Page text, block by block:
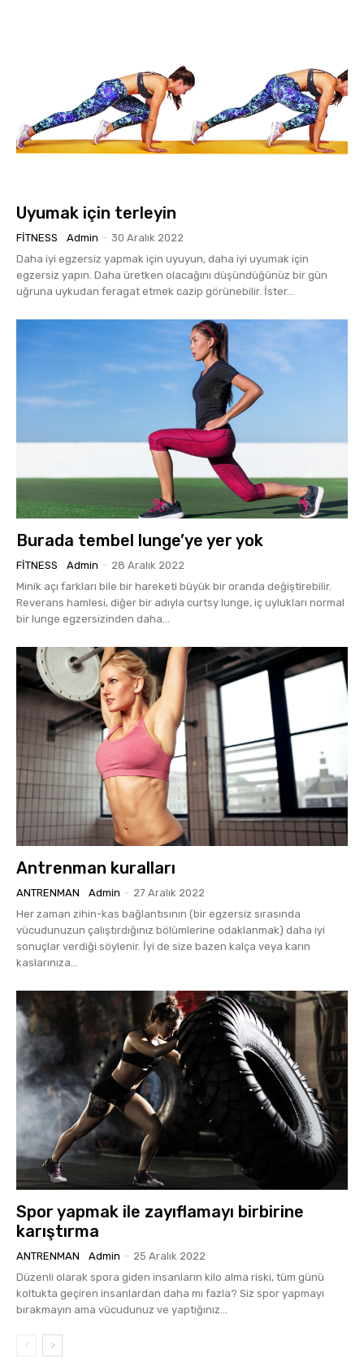
Uyumak için terleyin
FITNESS Admin - 30 Aralık 2022
Daha iyi egzersiz yapmak için uyuyun, daha iyi uyumak için
egzersiz yapın. Daha üretken olacağını düşündüğünüz bir gün
uğruna uykudan feragat etmek cazip görünebilir. İster...
Burada tembel lunge’ye yer yok
FITNESS Admin - 28 Aralık 2022
Minik açı farkları bile bir hareketi büyük bir oranda değiştirebilir.
Reverans hamlesi, diğer bir adıyla curtsy lunge, iç uylukları normal
bir lunge egzersizinden daha...
Antrenman kuralları
ANTRENMAN Admin - 27 Aralık 2022
Her zaman zihin-kas bağlantısının (bir egzersiz sırasında
vücudunuzun çalıştırdığınız bölümlerine odaklanmak) daha iyi
sonuçlar verdiği söylenir. İyi de size bazen kalça veya karın
kaslarınıza...
Spor yapmak ile zayıflamayı birbirine
karıştırma
ANTRENMAN Admin - 25 Aralık 2022
Düzenli olarak spora giden insanların kilo alma riski, tüm günü
koltukta geçiren insanlardan daha mı fazla? Siz spor yapmayı
bırakmayın ama vücudunuz ve yaptığınız...